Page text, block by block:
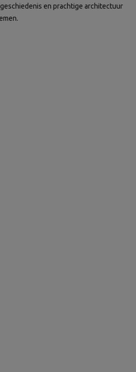
en prachtige architectuur